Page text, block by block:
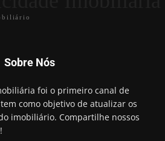
Sobre Nós
foi o primeiro canal de
como objetivo de atualizar os
imobiliário. Compartilhe nossos